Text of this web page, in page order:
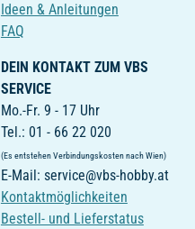
Ideen & Anleitungen
FAQ
DEIN KONTAKT ZUM VBS
SERVICE
Mo.-Fr. 9 - 17 Uhr
Tel.: 01 - 66 22 020
(Es entstehen Verbindungskosten nach Wien)
E-Mail: service@vbs-hobby.at
Kontaktmöglichkeiten
Bestell- und Lieferstatus